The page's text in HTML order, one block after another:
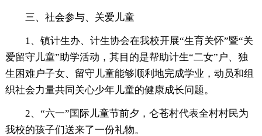
三、社会参与、关爱儿童
1、镇计生办、计生协会在我校开展“生育关怀”暨“关
爱留守儿童”助学活动，其目的是帮助计生“二女”户、独
生困难户子女、留守儿童能够顺利地完成学业，动员和组
织社会力量共同关心少年儿童的健康成长问题。
2、“六一”国际儿童节前夕，仑苍村代表全村村民为
我校的孩子们送来了一份礼物。